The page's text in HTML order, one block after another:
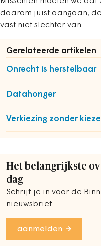
daarom juist aangaan,
vast niet slechter van.
Gerelateerde artikelen
Onrecht is herstelbaar
Datahonger
Verkiezing zonder
Het belangrijkste
dag
Schrijf je in voor de
nieuwsbrief
aanmelden